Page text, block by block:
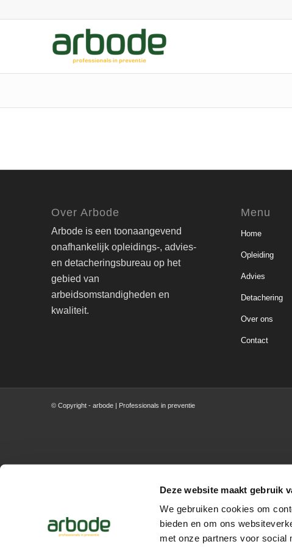
Deze website maakt gebruik
We gebruiken cookies om
bieden en om ons
met onze partners voor social
Over Arbode
Arbode is een toonaangevend
onafhankelijk opleidings-, advies-
en detacheringsbureau op het
gebied van
arbeidsomstandigheden en
kwaliteit.
Menu
Home
Opleiding
Advies
Detachering
Over ons
Contact
© Copyright - arbode | Professionals in preventie